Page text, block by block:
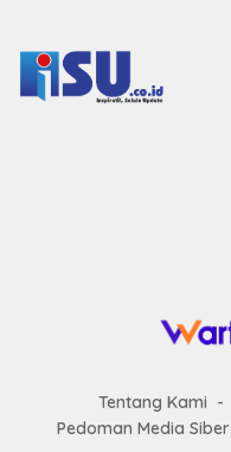
Tentang Kami
Pedoman Media Siber